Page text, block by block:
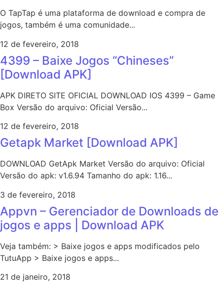
O TapTap é uma plataforma de download e compra de
jogos, também é uma comunidade...
12 de fevereiro, 2018
4399 – Baixe Jogos “Chineses”
[Download APK]
APK DIRETO SITE OFICIAL DOWNLOAD IOS 4399 – Game
Box Versão do arquivo: Oficial Versão...
12 de fevereiro, 2018
Getapk Market [Download APK]
DOWNLOAD GetApk Market Versão do arquivo: Oficial
Versão do apk: v1.6.94 Tamanho do apk: 1.16...
3 de fevereiro, 2018
Appvn – Gerenciador de Downloads de
jogos e apps | Download APK
Veja também: > Baixe jogos e apps modificados pelo
TutuApp > Baixe jogos e apps...
21 de janeiro, 2018